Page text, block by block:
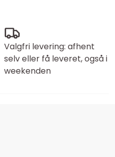
Valgfri levering: afhent
selv eller få leveret, også i
weekenden